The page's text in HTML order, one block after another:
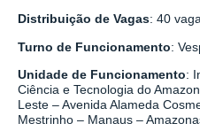
Distribuição de Vagas: 40
Turno de Funcionamento:
Unidade de Funcionamento:
Ciência e Tecnologia do
Leste – Avenida Alameda
Mestrinho – Manaus –